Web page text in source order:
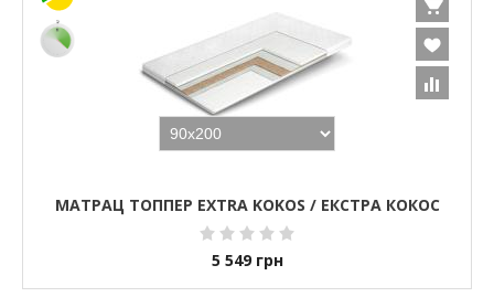
МАТРАЦ ТОППЕР EXTRA KOKOS / ЕКСТРА КОКОС
5 549 грн